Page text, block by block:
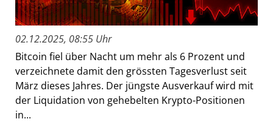
02.12.2025, 08:55 Uhr
Bitcoin fiel über Nacht um mehr als 6 Prozent und
verzeichnete damit den grössten Tagesverlust seit
März dieses Jahres. Der jüngste Ausverkauf wird mit
der Liquidation von gehebelten Krypto-Positionen
in...